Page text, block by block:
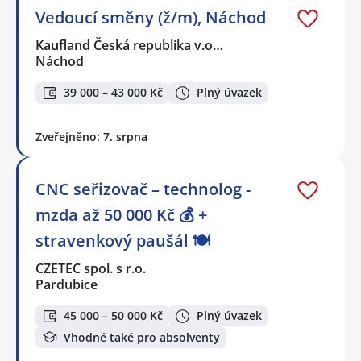
Vedoucí směny (ž/m), Náchod
Kaufland Česká republika v.o…
Náchod
39 000 – 43 000 Kč Plný úvazek
Zveřejněno: 7. srpna
CNC seřizovač – technolog -
mzda až 50 000 Kč 💰 +
stravenkový paušál 🍽️
CZETEC spol. s r.o.
Pardubice
45 000 – 50 000 Kč
Plný úvazek
Vhodné také pro absolventy